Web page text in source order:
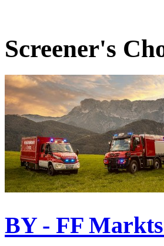
Screener's
BY - FF